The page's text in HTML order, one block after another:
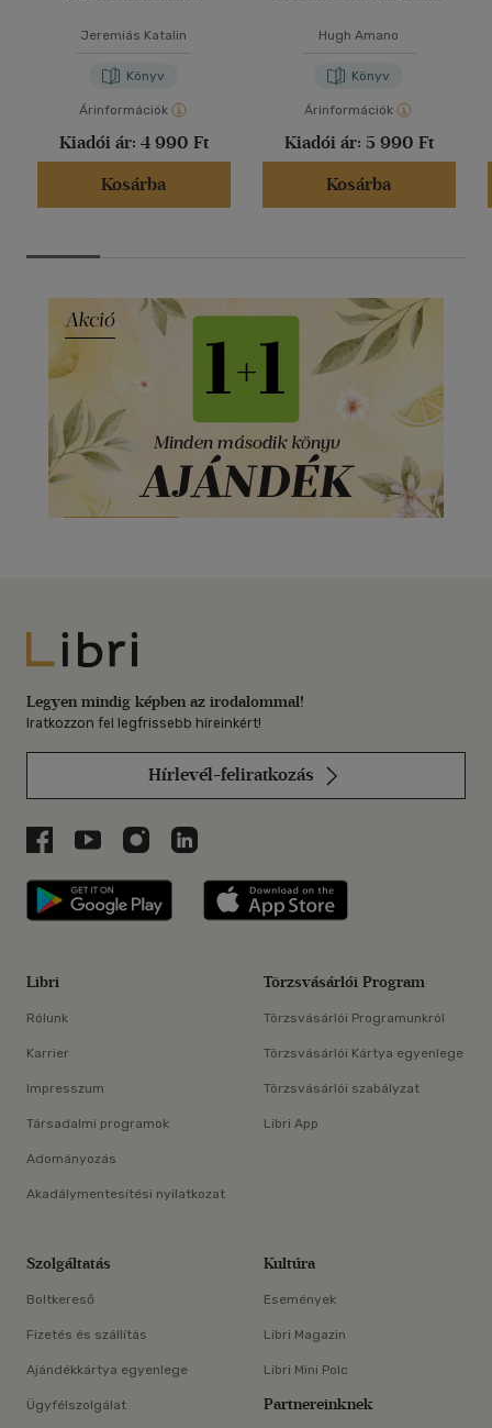
Jeremiás Katalin
Könyv
Árinformációk
Kiadói ár: 4 990 Ft
Kosárba
Hugh Amano
Könyv
Árinformációk
Kiadói ár: 5 990 Ft
Kosárba
Libri
Legyen mindig képben az irodalommal!
Iratkozzon fel legfrissebb híreinkért!
Hírlevél-feliratkozás
Libri a Facebookon
Libri a Youtube-on
Libri az Instagramon
Libri a LinkedInen
Libri applikáció Szerezd meg: Google
Libri
Rólunk
Karrier
Impresszum
Társadalmi programok
Adományozás
Akadálymentesítési nyilatkozat
Törzsvásárlói Program
Törzsvásárlói Programunkról
Törzsvásárlói Kártya egyenlege
Törzsvásárlói szabályzat
Libri App
Szolgáltatás
Boltkereső
Fizetés és szállítás
Ajándékkártya egyenlege
Ügyfélszolgálat
Kultúra
Események
Libri Magazin
Libri Mini Polc
Partnereinknek